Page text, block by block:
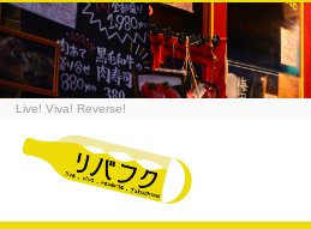
Live! Viva! Reverse!